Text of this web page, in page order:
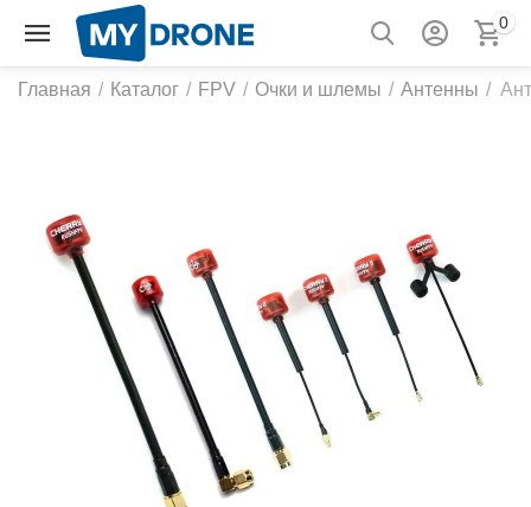
0
Главная / Каталог / FPV / Очки и шлемы / Антенны /